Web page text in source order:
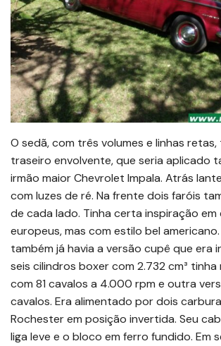
O sedã, com três volumes e linhas
traseiro envolvente, que seria aplicado
irmão maior Chevrolet Impala. Atrás
com luzes de ré. Na frente dois faróis
de cada lado. Tinha certa inspiração em
europeus, mas com estilo bel americano.
também já havia a versão cupê que era
seis cilindros boxer com 2.732 cm³
com 81 cavalos a 4.000 rpm e outra
cavalos. Era alimentado por dois
Rochester em posição invertida. Seu
liga leve e o bloco em ferro fundido. Em